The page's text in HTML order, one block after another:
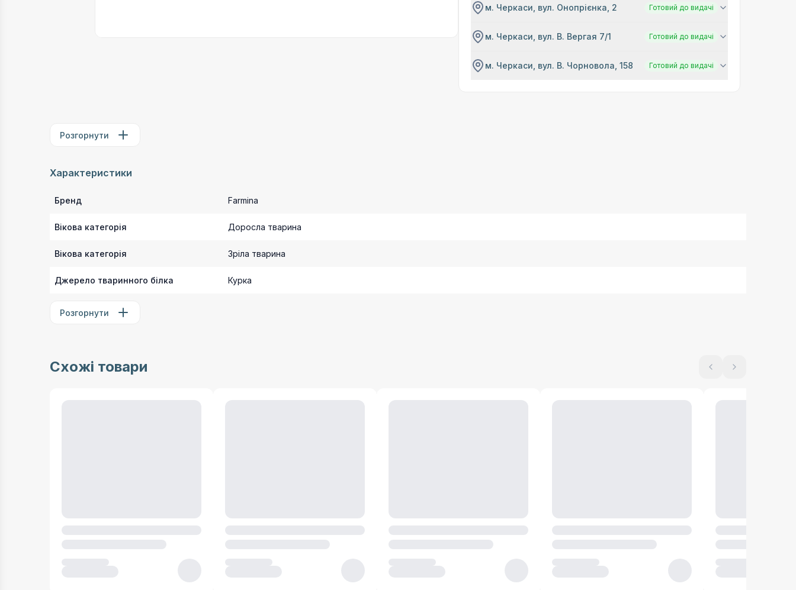
м. Черкаси, вул. Онопрієнка, 2 Готовий до видачі
м. Черкаси, вул. В. Вергая 7/1 Готовий до видачі
м. Черкаси, вул. В. Чорновола, 158 Готовий до видачі
Розгорнути
Характеристики
Бренд Farmina
Вікова категорія Доросла тварина
Вікова категорія Зріла тварина
Джерело тваринного білка Курка
Розгорнути
Схожі товари